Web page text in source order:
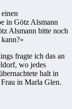
in Götz Alsmann
Alsmann bitte noch
fragte ich das an
wo jedes
halt in
in Marla Glen.